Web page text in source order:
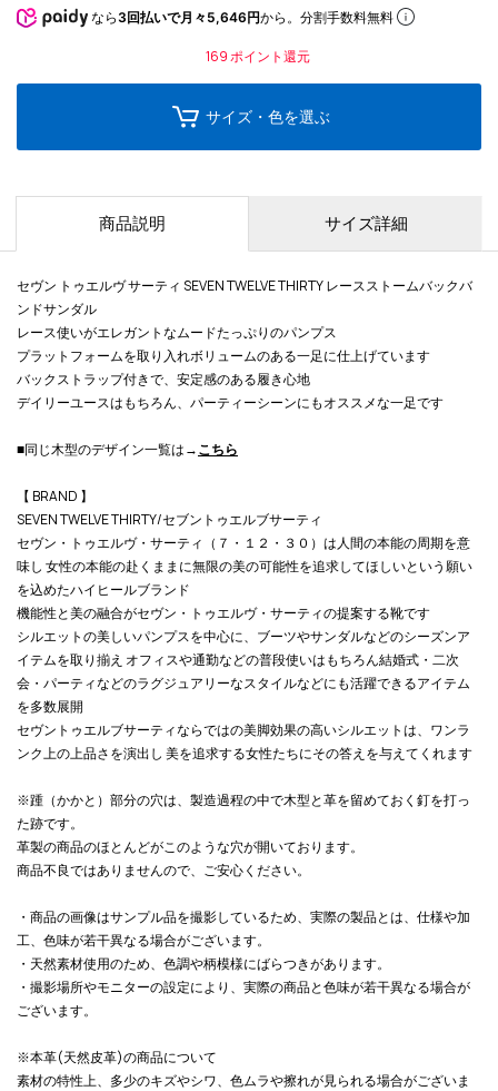
なら 3回払いで月々5,646円から。分割手数料無料
169ポイント還元
サイズ・色を選ぶ
商品説明 サイズ詳細
セヴン トゥエルヴ サーティ SEVEN TWELVE THIRTY レースストームバックバ
ンドサンダル
レース使いがエレガントなムードたっぷりのパンプス
プラットフォームを取り入れボリュームのある一足に仕上げています
バックストラップ付きで、安定感のある履き心地
デイリーユースはもちろん、パーティーシーンにもオススメな一足です
■同じ木型のデザイン一覧は→こちら
【 BRAND 】
SEVEN TWELVE THIRTY/セブントゥエルブサーティ
セヴン・トゥエルヴ・サーティ（７・１２・３０）は人間の本能の周期を意
味し 女性の本能の赴くままに無限の美の可能性を追求してほしいという願い
を込めたハイヒールブランド
機能性と美の融合がセヴン・トゥエルヴ・サーティの提案する靴です
シルエットの美しいパンプスを中心に、ブーツやサンダルなどのシーズンア
イテムを取り揃え オフィスや通勤などの普段使いはもちろん結婚式・二次
会・パーティなどのラグジュアリーなスタイルなどにも活躍できるアイテム
を多数展開
セヴントゥエルブサーティならではの美脚効果の高いシルエットは、ワンラ
ンク上の上品さを演出し 美を追求する女性たちにその答えを与えてくれます
※踵（かかと）部分の穴は、製造過程の中で木型と革を留めておく釘を打っ
た跡です。
革製の商品のほとんどがこのような穴が開いております。
商品不良ではありませんので、ご安心ください。
・商品の画像はサンプル品を撮影しているため、実際の製品とは、仕様や加
工、色味が若干異なる場合がございます。
・天然素材使用のため、色調や柄模様にばらつきがあります。
・撮影場所やモニターの設定により、実際の商品と色味が若干異なる場合が
ございます。
※本革(天然皮革)の商品について
素材の特性上、多少のキズやシワ、色ムラや擦れが見られる場合がございま